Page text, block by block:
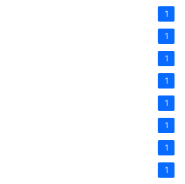
1
1
1
1
1
1
1
1